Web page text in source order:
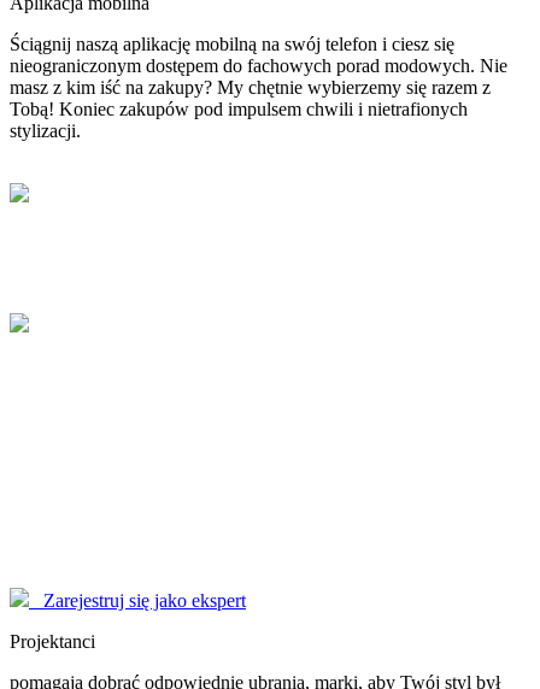
Ściągnij naszą aplikację mobilną na swój telefon i ciesz się
nieograniczonym dostępem do fachowych porad modowych. Nie
masz z kim iść na zakupy? My chętnie wybierzemy się razem z
Tobą! Koniec zakupów pod impulsem chwili i nietrafionych
stylizacji.
Zarejestruj się jako ekspert
Projektanci
pomagają dobrać odpowiednie ubrania, marki, aby Twój styl był